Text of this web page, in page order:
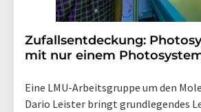
Zufallsentdeckung:
mit nur einem
Eine LMU-Arbeitsgruppe um den
Dario Leister bringt grundlegendes